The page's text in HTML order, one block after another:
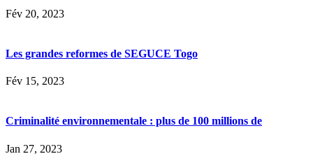
Fév 20, 2023
Les grandes reformes de SEGUCE Togo
Fév 15, 2023
Criminalité environnementale : plus de 100 millions de
Jan 27, 2023